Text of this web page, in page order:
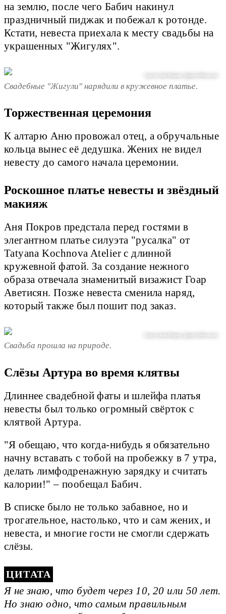
на землю, после чего Бабич накинул
праздничный пиджак и побежал к ротонде.
Кстати, невеста приехала к месту свадьбы на
украшенных "Жигулях".
Соцсети Ани Покров | @pokrov90avocado
Свадебные "Жигули" нарядили в кружевное платье.
Торжественная церемония
К алтарю Аню провожал отец, а обручальные
кольца вынес её дедушка. Жених не видел
невесту до самого начала церемонии.
Роскошное платье невесты и звёздный
макияж
Аня Покров предстала перед гостями в
элегантном платье силуэта "русалка" от
Tatyana Kochnova Atelier с длинной
кружевной фатой. За создание нежного
образа отвечала знаменитый визажист Гоар
Аветисян. Позже невеста сменила наряд,
который также был пошит под заказ.
Соцсети Ани Покров | @pokrov90avocado
Свадьба прошла на природе.
Слёзы Артура во время клятвы
Длиннее свадебной фаты и шлейфа платья
невесты был только огромный свёрток с
клятвой Артура.
"Я обещаю, что когда-нибудь я обязательно
начну вставать с тобой на пробежку в 7 утра,
делать лимфодренажную зарядку и считать
калории!" – пообещал Бабич.
В списке было не только забавное, но и
трогательное, настолько, что и сам жених, и
невеста, и многие гости не смогли сдержать
слёзы.
Я не знаю, что будет через 10, 20 или 50 лет.
Но знаю одно, что самым правильным